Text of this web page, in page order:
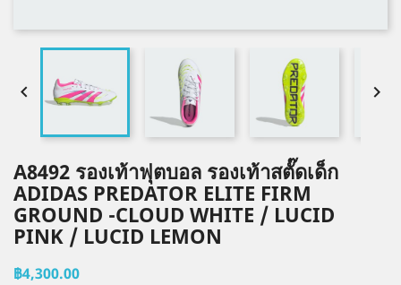
 
A8492 รองเท้าฟุตบอล รองเท้าสตั๊ดเด็ก
ADIDAS PREDATOR ELITE FIRM
GROUND -CLOUD WHITE / LUCID
PINK / LUCID LEMON
฿4,300.00